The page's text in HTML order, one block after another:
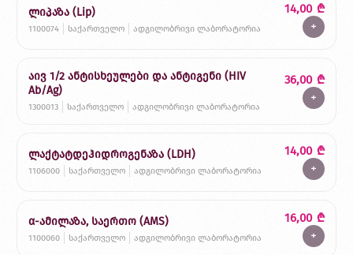
ლიპაზა (Lip)
1100074 საქართველო ადგილობრივი ლაბორატორია
14,00 ₾
+
აივ 1/2 ანტისხეულები და ანტიგენი (HIV
Ab/Ag)
1300013 საქართველო ადგილობრივი ლაბორატორია
36,00 ₾
+
ლაქტატდეჰიდროგენაზა (LDH)
1106000 საქართველო ადგილობრივი ლაბორატორია
14,00 ₾
+
α-ამილაზა, საერთო (AMS)
1100060 საქართველო ადგილობრივი ლაბორატორია
16,00 ₾
+